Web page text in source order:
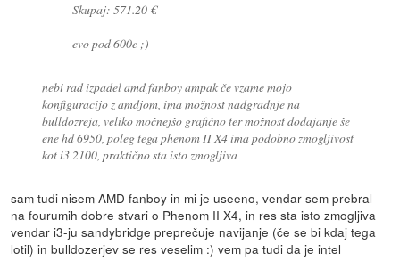
Skupaj: 571.20 €
evo pod 600e ;)
nebi rad izpadel amd fanboy ampak če vzame mojo
konfiguracijo z amdjom, ima možnost nadgradnje na
bulldozreja, veliko močnejšo grafično ter možnost dodajanje še
ene hd 6950, poleg tega phenom II X4 ima podobno zmogljivost
kot i3 2100, praktično sta isto zmogljiva
sam tudi nisem AMD fanboy in mi je useeno, vendar sem prebral
na fourumih dobre stvari o Phenom II X4, in res sta isto zmogljiva
vendar i3-ju sandybridge preprečuje navijanje (če se bi kdaj tega
lotil) in bulldozerjev se res veselim :) vem pa tudi da je intel